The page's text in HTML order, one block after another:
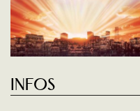
Infos